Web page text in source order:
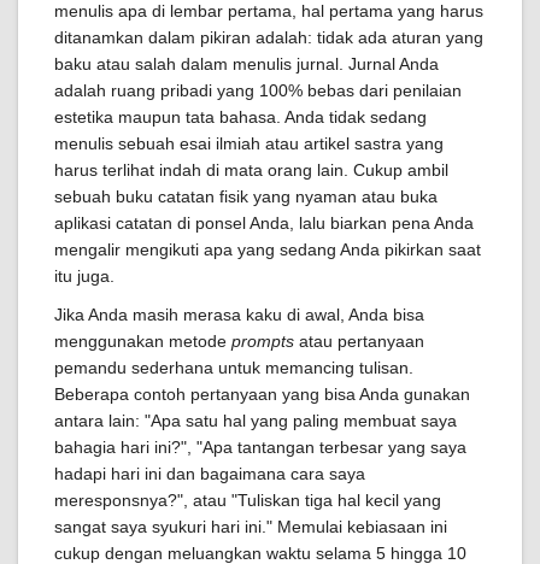
menulis apa di lembar pertama, hal pertama yang harus
ditanamkan dalam pikiran adalah: tidak ada aturan yang
baku atau salah dalam menulis jurnal. Jurnal Anda
adalah ruang pribadi yang 100% bebas dari penilaian
estetika maupun tata bahasa. Anda tidak sedang
menulis sebuah esai ilmiah atau artikel sastra yang
harus terlihat indah di mata orang lain. Cukup ambil
sebuah buku catatan fisik yang nyaman atau buka
aplikasi catatan di ponsel Anda, lalu biarkan pena Anda
mengalir mengikuti apa yang sedang Anda pikirkan saat
itu juga.
Jika Anda masih merasa kaku di awal, Anda bisa
menggunakan metode prompts atau pertanyaan
pemandu sederhana untuk memancing tulisan.
Beberapa contoh pertanyaan yang bisa Anda gunakan
antara lain: "Apa satu hal yang paling membuat saya
bahagia hari ini?", "Apa tantangan terbesar yang saya
hadapi hari ini dan bagaimana cara saya
meresponsnya?", atau "Tuliskan tiga hal kecil yang
sangat saya syukuri hari ini." Memulai kebiasaan ini
cukup dengan meluangkan waktu selama 5 hingga 10